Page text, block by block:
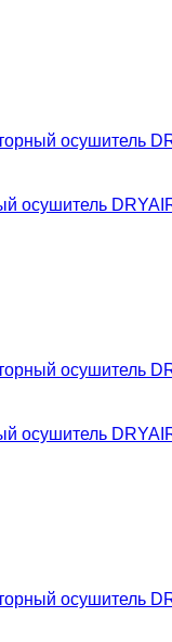
осушитель
осушитель